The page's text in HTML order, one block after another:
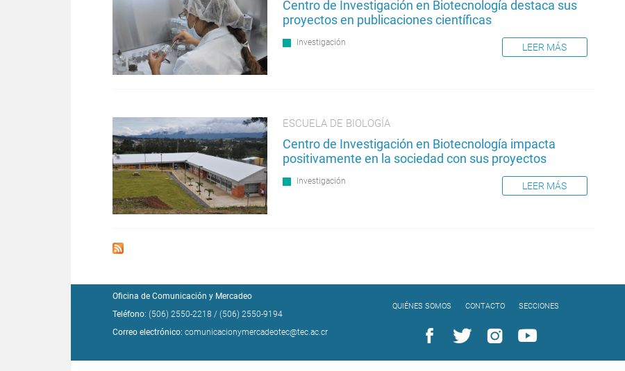
Centro de Investigación en Biotecnología destaca sus
proyectos en publicaciones científicas
Investigación LEER MÁS
ESCUELA DE BIOLOGÍA
Centro de Investigación en Biotecnología impacta
positivamente en la sociedad con sus proyectos
Investigación LEER MÁS
Oficina de Comunicación y Mercadeo
Teléfono: (506) 2550-2218 / (506) 2550-9194
Correo electrónico: comunicacionymercadeotec@tec.ac.cr
QUIÉNES SOMOS CONTACTO SECCIONES